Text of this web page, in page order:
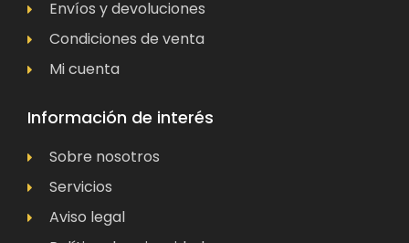
Envíos y devoluciones
Condiciones de venta
Mi cuenta
Información de interés
Sobre nosotros
Servicios
Aviso legal